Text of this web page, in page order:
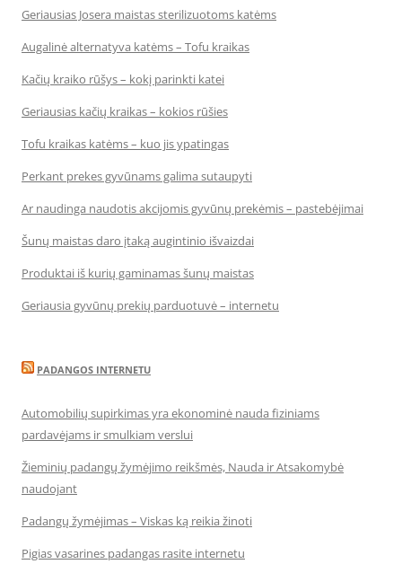
Geriausias Josera maistas sterilizuotoms katėms
Augalinė alternatyva katėms – Tofu kraikas
Kačių kraiko rūšys – kokį parinkti katei
Geriausias kačių kraikas – kokios rūšies
Tofu kraikas katėms – kuo jis ypatingas
Perkant prekes gyvūnams galima sutaupyti
Ar naudinga naudotis akcijomis gyvūnų prekėmis – pastebėjimai
Šunų maistas daro įtaką augintinio išvaizdai
Produktai iš kurių gaminamas šunų maistas
Geriausia gyvūnų prekių parduotuvė – internetu
PADANGOS INTERNETU
Automobilių supirkimas yra ekonominė nauda fiziniams
pardavėjams ir smulkiam verslui
Žieminių padangų žymėjimo reikšmės, Nauda ir Atsakomybė
naudojant
Padangų žymėjimas – Viskas ką reikia žinoti
Pigias vasarines padangas rasite internetu